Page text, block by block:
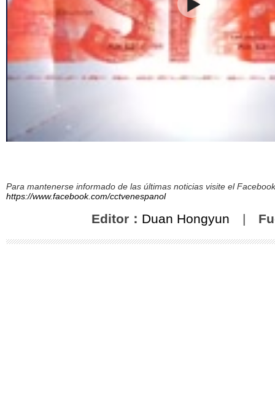
Para mantenerse informado de las últimas noticias visite el
https://www.facebook.com/cctvenespanol
Editor： Duan Hongyun |